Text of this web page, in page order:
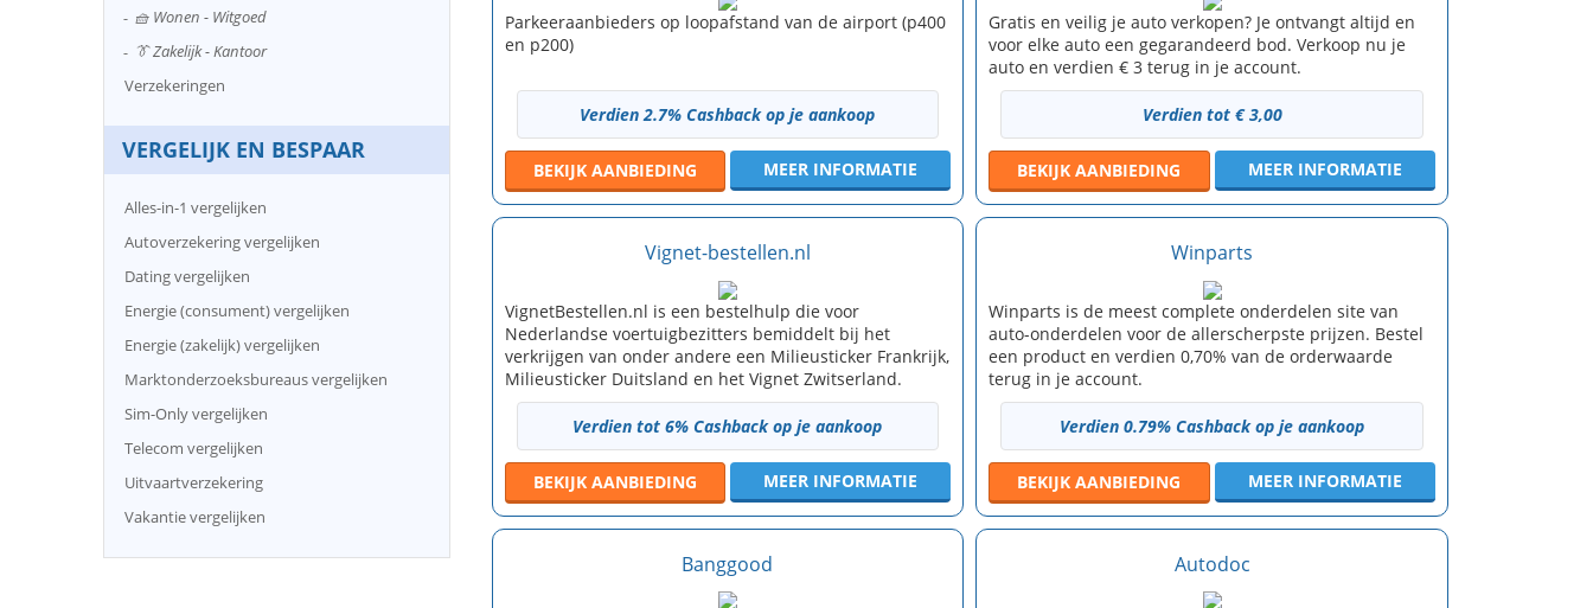
Parkeeraanbieders op loopafstand van de airport (p400
en p200)
Verdien 2.7% Cashback op je aankoop
BEKIJK AANBIEDING MEER INFORMATIE
Gratis en veilig je auto verkopen? Je ontvangt altijd en
voor elke auto een gegarandeerd bod. Verkoop nu je
auto en verdien € 3 terug in je account.
Verdien tot € 3,00
BEKIJKAANBIEDING MEER INFORMATIE
Vignet-bestellen.nl
VignetBestellen.nl is een bestelhulp die voor
Nederlandse voertuigbezitters bemiddelt bij het
verkrijgen van onder andere een Milieusticker Frankrijk,
Milieusticker Duitsland en het Vignet Zwitserland.
Verdien tot 6% Cashback op je aankoop
BEKIJK AANBIEDING MEER INFORMATIE
Winparts
Winparts is de meest complete onderdelen site van
auto-onderdelen voor de allerscherpste prijzen. Bestel
een product en verdien 0,70% van de orderwaarde
terug in je account.
Verdien 0.79% Cashback op je aankoop
BEKIJKAANBIEDING MEER INFORMATIE
Banggood Autodoc
🧺 Wonen - Witgoed
👔 Zakelijk - Kantoor
Verzekeringen
VERGELIJK EN BESPAAR
Alles-in-1 vergelijken
Autoverzekering vergelijken
Dating vergelijken
Energie (consument) vergelijken
Energie (zakelijk) vergelijken
Marktonderzoeksbureaus vergelijken
Sim-Only vergelijken
Telecom vergelijken
Uitvaartverzekering
Vakantie vergelijken